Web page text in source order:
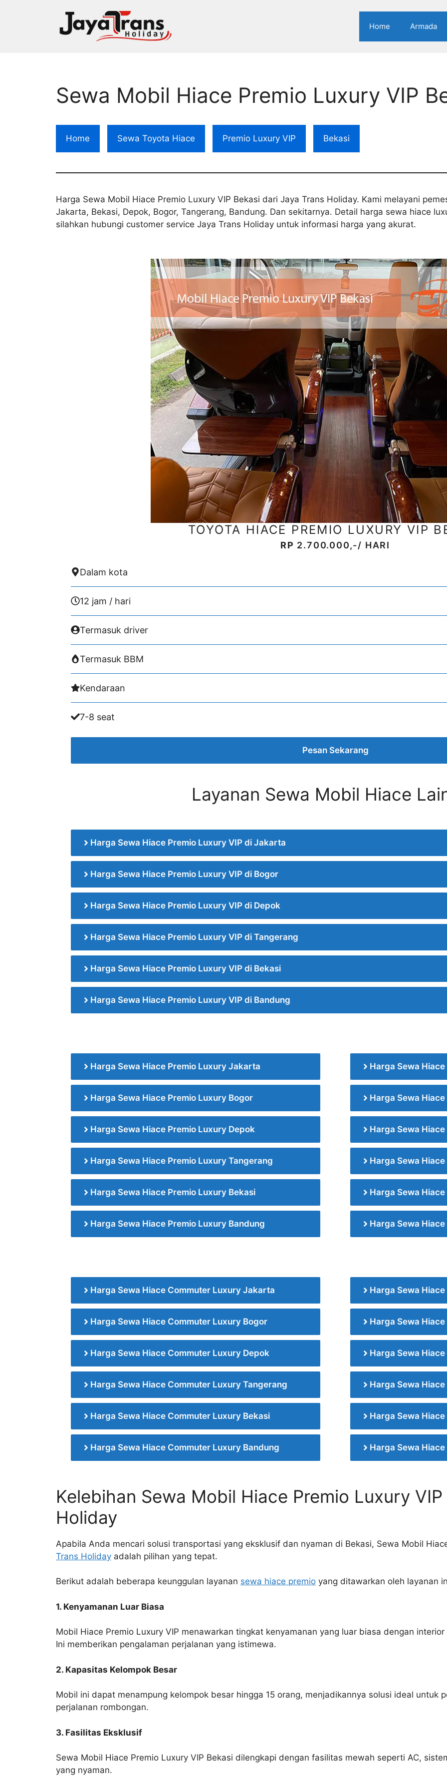
Home Armada
Sewa Mobil Hiace Premio Luxury VIP
Home Sewa Toyota Hiace Premio Luxury VIP Bekasi
Harga Sewa Mobil Hiace Premio Luxury VIP Bekasi dari Jaya Trans Holiday. Kami melayani
Jakarta, Bekasi, Depok, Bogor, Tangerang, Bandung. Dan sekitarnya. Detail harga sewa hiace
silahkan hubungi customer service Jaya Trans Holiday untuk informasi harga yang akurat.
TOYOTA HIACE PREMIO LUXURY VIP
RP 2.700.000,-/ HARI
Dalam kota
12 jam / hari
Termasuk driver
Termasuk BBM
Kendaraan
7-8 seat
Pesan Sekarang
Layanan Sewa Mobil Hiace
Harga Sewa Hiace Premio Luxury VIP di Jakarta
Harga Sewa Hiace Premio Luxury VIP di Bogor
Harga Sewa Hiace Premio Luxury VIP di Depok
Harga Sewa Hiace Premio Luxury VIP di Tangerang
Harga Sewa Hiace Premio Luxury VIP di Bekasi
Harga Sewa Hiace Premio Luxury VIP di Bandung
Harga Sewa Hiace Premio Luxury Jakarta
Harga Sewa Hiace Premio Luxury Bogor
Harga Sewa Hiace Premio Luxury Depok
Harga Sewa Hiace Premio Luxury Tangerang
Harga Sewa Hiace Premio Luxury Bekasi
Harga Sewa Hiace Premio Luxury Bandung
Harga Sewa
Harga Sewa
Harga Sewa
Harga Sewa
Harga Sewa
Harga Sewa
Harga Sewa Hiace Commuter Luxury Jakarta
Harga Sewa Hiace Commuter Luxury Bogor
Harga Sewa Hiace Commuter Luxury Depok
Harga Sewa Hiace Commuter Luxury Tangerang
Harga Sewa Hiace Commuter Luxury Bekasi
Harga Sewa Hiace Commuter Luxury Bandung
Harga Sewa
Harga Sewa
Harga Sewa
Harga Sewa
Harga Sewa
Harga Sewa
Kelebihan Sewa Mobil Hiace Premio Luxury
Holiday
Apabila Anda mencari solusi transportasi yang eksklusif dan nyaman di Bekasi, Sewa Mobil
Trans Holiday adalah pilihan yang tepat.
Berikut adalah beberapa keunggulan layanan sewa hiace premio yang ditawarkan oleh layanan
1. Kenyamanan Luar Biasa
Mobil Hiace Premio Luxury VIP menawarkan tingkat kenyamanan yang luar biasa dengan
Ini memberikan pengalaman perjalanan yang istimewa.
2. Kapasitas Kelompok Besar
Mobil ini dapat menampung kelompok besar hingga 15 orang, menjadikannya solusi ideal untuk
perjalanan rombongan.
3. Fasilitas Eksklusif
Sewa Mobil Hiace Premio Luxury VIP Bekasi dilengkapi dengan fasilitas mewah seperti AC,
yang nyaman.